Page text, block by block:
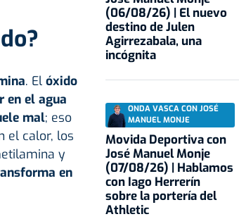
. Elóxido
en el agua
mal; eso
el calor, los
y
en
(06/08/26) | El nuevo
destino de Julen
Agirrezabala, una
incógnita
ONDA VASCA CON JOSÉ
MANUEL MONJE
Movida Deportiva con
José Manuel Monje
(07/08/26) | Hablamos
con Iago Herrerín
sobre la portería del
Athletic